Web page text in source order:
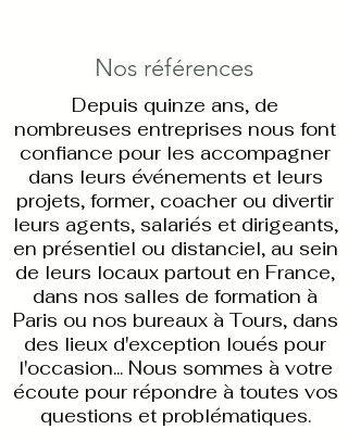
Nos références
Depuis quinze ans, de
nombreuses entreprises nous font
confiance pour les accompagner
dans leurs événements et leurs
projets, former, coacher ou divertir
leurs agents, salariés et dirigeants,
en présentiel ou distanciel, au sein
de leurs locaux partout en France,
dans nos salles de formation à
Paris ou nos bureaux à Tours, dans
des lieux d'exception loués pour
l'occasion... Nous sommes à votre
écoute pour répondre à toutes vos
questions et problématiques.